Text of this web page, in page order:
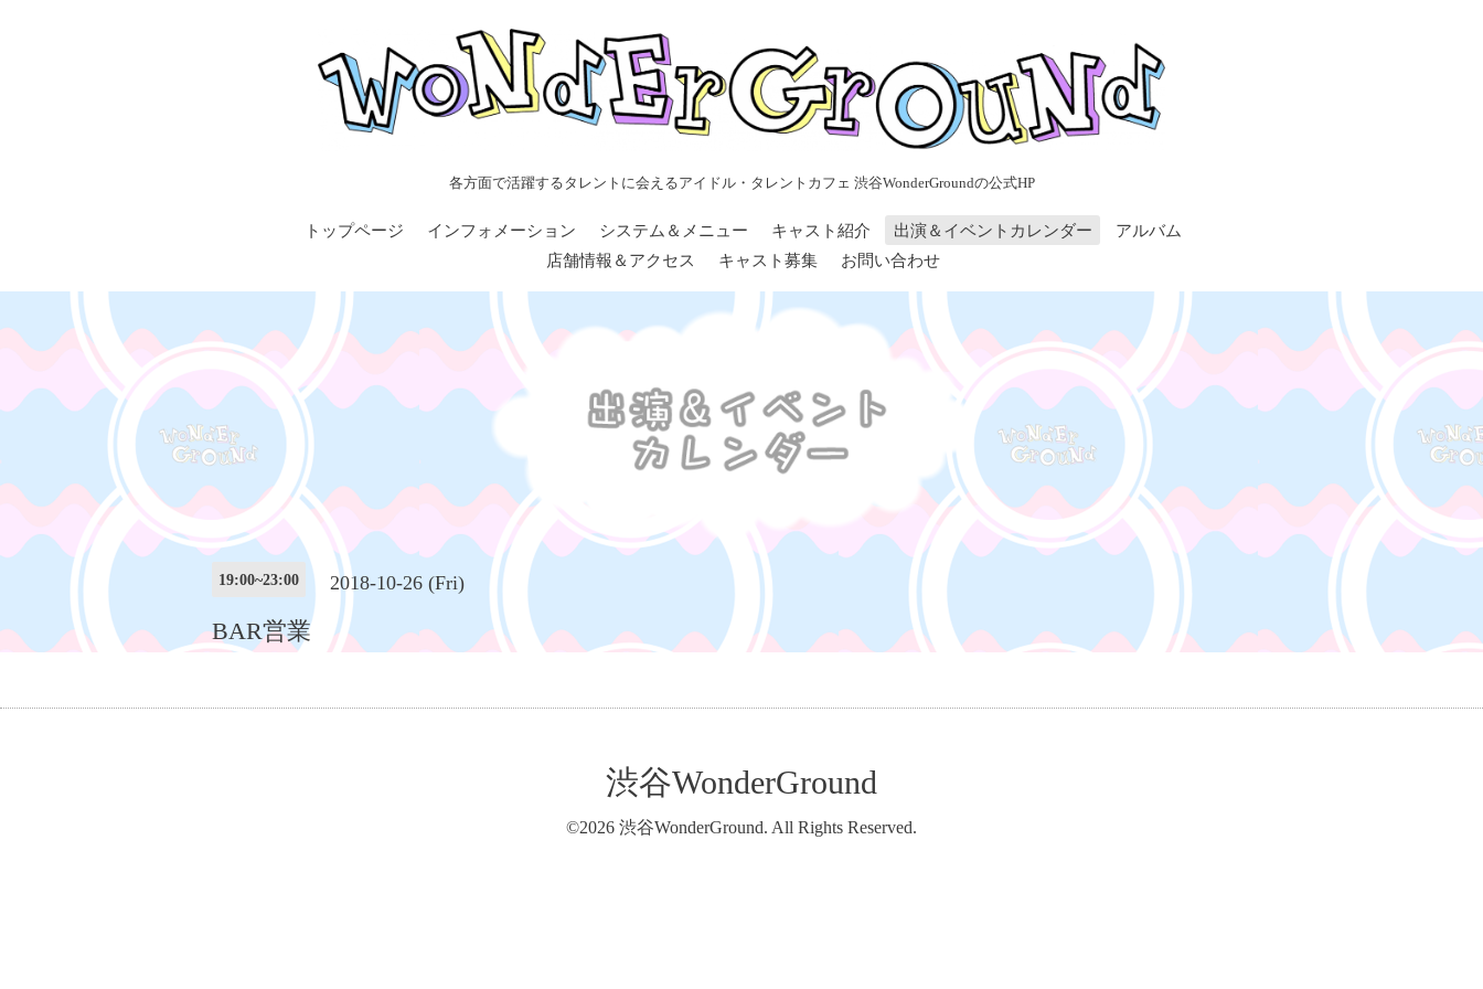
各方面で活躍するタレントに会えるアイドル・タレントカフェ 渋谷WonderGroundの公式HP
トップページ インフォメーション システム＆メニュー キャスト紹介 出演＆イベントカレンダー
アルバム
店舗情報＆アクセス
キャスト募集 お問い合わせ
19:00~23:00 2018-10-26 (Fri)
BAR営業
渋谷WonderGround
©2026 渋谷WonderGround. All Rights Reserved.